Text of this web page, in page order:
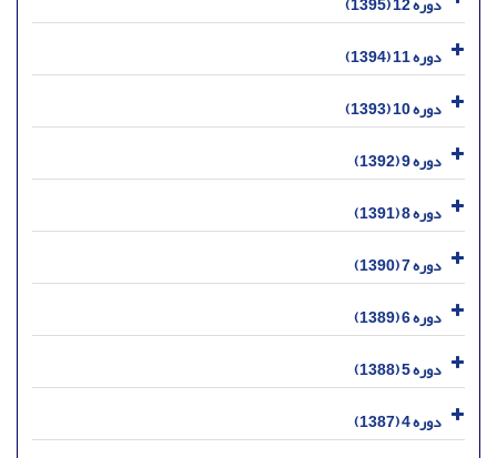
دوره 11 (1394)
دوره 10 (1393)
دوره 9 (1392)
دوره 8 (1391)
دوره 7 (1390)
دوره 6 (1389)
دوره 5 (1388)
دوره 4 (1387)